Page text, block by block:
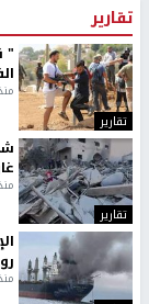
تقارير
تقارير
"
منذ 8
تقارير
منذ 11
منذ 9